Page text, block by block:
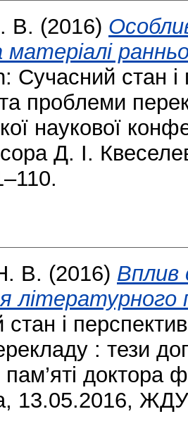
В. (2016)
матеріалі
Сучасний стан і
проблеми
наукової
Д. І.
В. (2016) Вплив
і
: тези
пам’яті доктора
13.05.2016,